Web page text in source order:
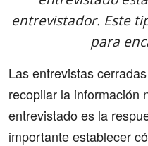
entrevistador. Este
para
Las entrevistas
recopilar la información
entrevistado es la
importante establecer